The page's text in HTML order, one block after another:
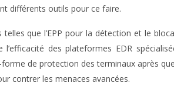
différents outils pour ce faire.
telles que l’EPP pour la détection et le
l’efficacité des plateformes EDR
de protection des terminaux après
contrer les menaces avancées.